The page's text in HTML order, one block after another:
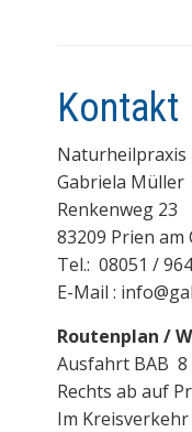
Kontakt
Naturheilpraxis
Gabriela Müller
Renkenweg 23
83209 Prien am
Tel.: 08051 /
E-Mail :
Routenplan /
Ausfahrt BAB 8
Rechts ab auf
Im